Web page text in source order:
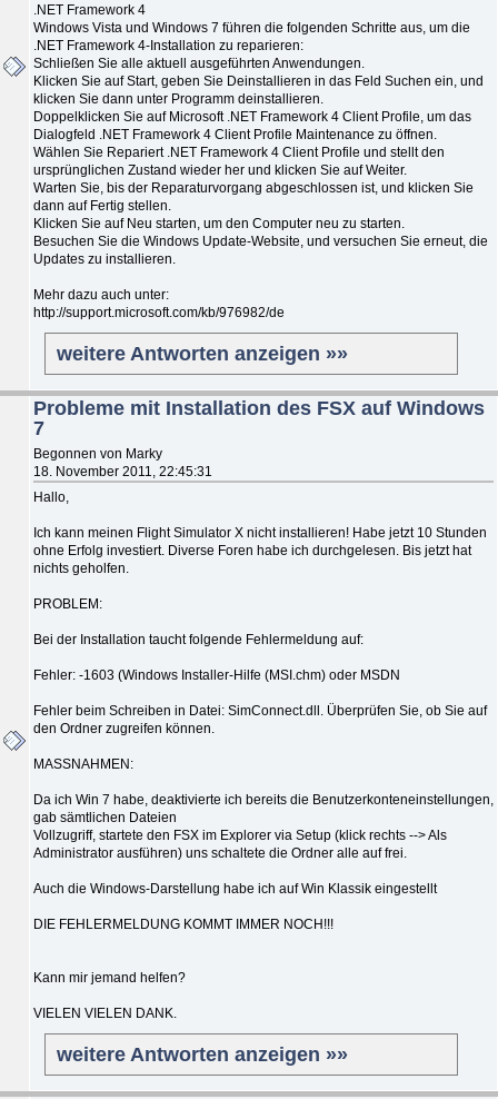
.NET Framework 4
Windows Vista und Windows 7 führen die folgenden Schritte aus, um die
.NET Framework 4-Installation zu reparieren:
Schließen Sie alle aktuell ausgeführten Anwendungen.
Klicken Sie auf Start, geben Sie Deinstallieren in das Feld Suchen ein, und
klicken Sie dann unter Programm deinstallieren.
Doppelklicken Sie auf Microsoft .NET Framework 4 Client Profile, um das
Dialogfeld .NET Framework 4 Client Profile Maintenance zu öffnen.
Wählen Sie Repariert .NET Framework 4 Client Profile und stellt den
ursprünglichen Zustand wieder her und klicken Sie auf Weiter.
Warten Sie, bis der Reparaturvorgang abgeschlossen ist, und klicken Sie
dann auf Fertig stellen.
Klicken Sie auf Neu starten, um den Computer neu zu starten.
Besuchen Sie die Windows Update-Website, und versuchen Sie erneut, die
Updates zu installieren.
Mehr dazu auch unter:
http://support.microsoft.com/kb/976982/de
weitere Antworten anzeigen »»
Probleme mit Installation des FSX auf Windows
7
Begonnen von Marky
18. November 2011, 22:45:31
Hallo,
Ich kann meinen Flight Simulator X nicht installieren! Habe jetzt 10 Stunden
ohne Erfolg investiert. Diverse Foren habe ich durchgelesen. Bis jetzt hat
nichts geholfen.
PROBLEM:
Bei der Installation taucht folgende Fehlermeldung auf:
Fehler: -1603 (Windows Installer-Hilfe (MSI.chm) oder MSDN
Fehler beim Schreiben in Datei: SimConnect.dll. Überprüfen Sie, ob Sie auf
den Ordner zugreifen können.
MASSNAHMEN:
Da ich Win 7 habe, deaktivierte ich bereits die Benutzerkonteneinstellungen,
gab sämtlichen Dateien
Vollzugriff, startete den FSX im Explorer via Setup (klick rechts --> Als
Administrator ausführen) uns schaltete die Ordner alle auf frei.
Auch die Windows-Darstellung habe ich auf Win Klassik eingestellt
DIE FEHLERMELDUNG KOMMT IMMER NOCH!!!
Kann mir jemand helfen?
VIELEN VIELEN DANK.
weitere Antworten anzeigen »»